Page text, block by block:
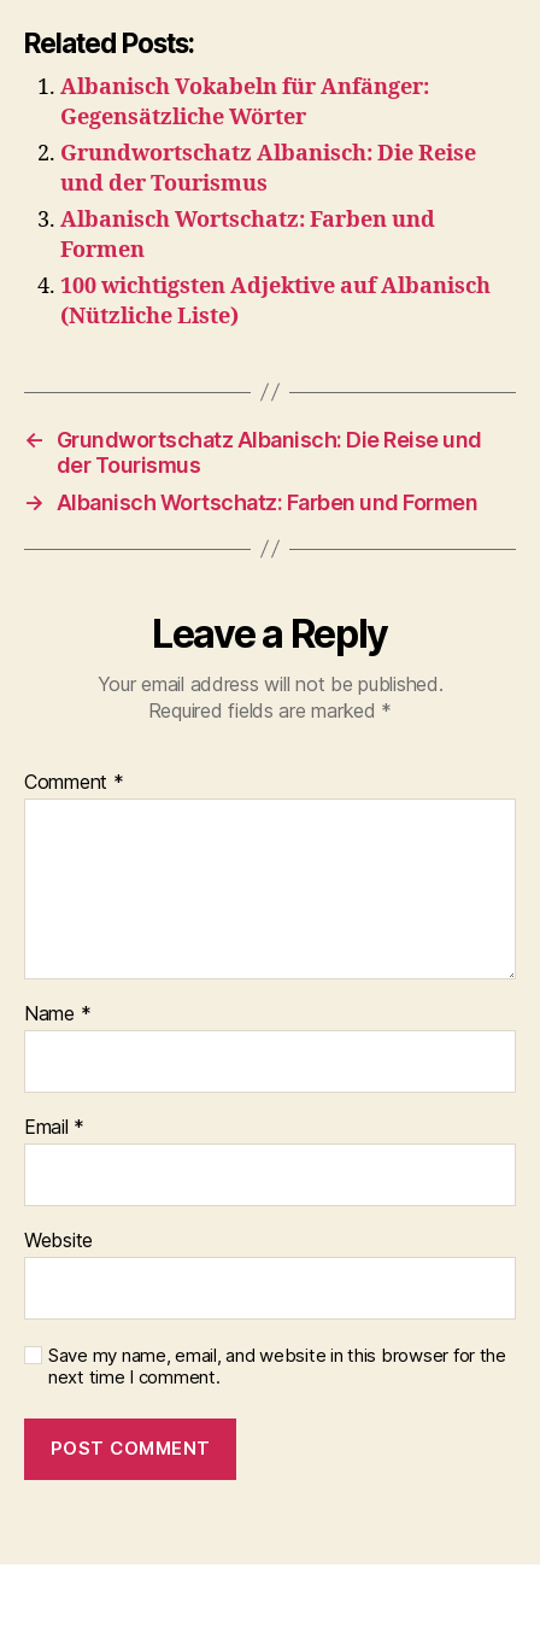
Related Posts:
Albanisch Vokabeln für Anfänger:
Gegensätzliche Wörter
Grundwortschatz Albanisch: Die Reise
und der Tourismus
Albanisch Wortschatz: Farben und
Formen
100 wichtigsten Adjektive auf Albanisch
(Nützliche Liste)
←
Grundwortschatz Albanisch: Die Reise und
der Tourismus
→
Albanisch Wortschatz: Farben und Formen
Leave a Reply
Your email address will not be published.
Required fields are marked *
Comment *
Name *
Email *
Website
Save my name, email, and website in this browser for the
next time I comment.